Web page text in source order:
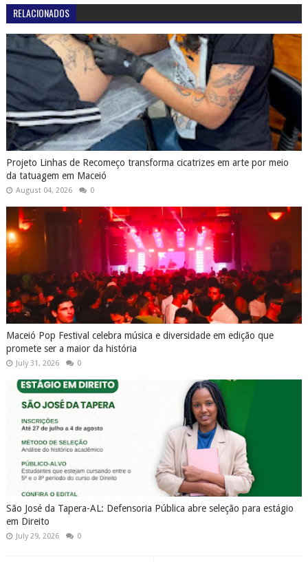
RELACIONADOS
Projeto Linhas de Recomeço transforma cicatrizes em arte por meio
da tatuagem em Maceió
August 04, 2026 0
Maceió Pop Festival celebra música e diversidade em edição que
promete ser a maior da história
July 31, 2026 0
São José da Tapera-AL: Defensoria Pública abre seleção para estágio
em Direito
July 29, 2026 0